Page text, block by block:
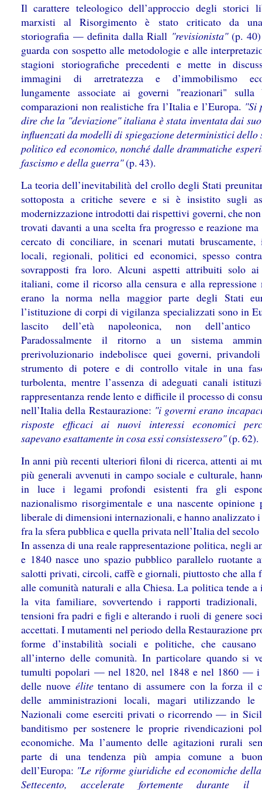
Il carattere teleologico dell’approccio degli storici
marxisti al Risorgimento è stato criticato da
storiografia — definita dalla Riall "revisionista"(p.
guarda con sospetto alle metodologie e alle
stagioni storiografiche precedenti e mette in
immagini di arretratezza e d’immobilismo
lungamente associate ai governi "reazionari" sulla
comparazioni non realistiche fra l’Italia e l’Europa. "Si
dire che la "deviazione" italiana è stata inventata dai
influenzati da modelli di spiegazione deterministici dello
politico ed economico, nonché dalle drammatiche
fascismo e della guerra"(p. 43).
La teoria dell’inevitabilità del crollo degli Stati
sottoposta a critiche severe e si è insistito sugli
modernizzazione introdotti dai rispettivi governi, che
trovati davanti a una scelta fra progresso e reazione ma
cercato di conciliare, in scenari mutati bruscamente,
locali, regionali, politici ed economici, spesso
sovrapposti fra loro. Alcuni aspetti attribuiti solo ai
italiani, come il ricorso alla censura e alla repressione
erano la norma nella maggior parte degli Stati
l’istituzione di corpi di vigilanza specializzati sono in
lascito dell’età napoleonica, non dell’antico
Paradossalmente il ritorno a un sistema
prerivoluzionario indebolisce quei governi,
strumento di potere e di controllo vitale in una
turbolenta, mentre l’assenza di adeguati canali
rappresentanza rende lento e difficile il processo di
nell’Italia della Restaurazione: "i governi erano
risposte efficaci ai nuovi interessi economici
sapevano esattamente in cosa essi consistessero"(p. 62).
In anni più recenti ulteriori filoni di ricerca, attenti ai
più generali avvenuti in campo sociale e culturale,
in luce i legami profondi esistenti fra gli
nazionalismo risorgimentale e una nascente opinione
liberale di dimensioni internazionali, e hanno analizzato
fra la sfera pubblica e quella privata nell’Italia del
In assenza di una reale rappresentazione politica, negli
e 1840 nasce uno spazio pubblico parallelo ruotante
salotti privati, circoli, caffè e giornali, piuttosto che alla
alle comunità naturali e alla Chiesa. La politica tende a
la vita familiare, sovvertendo i rapporti tradizionali,
tensioni fra padri e figli e alterando i ruoli di genere
accettati. I mutamenti nel periodo della Restaurazione
forme d’instabilità sociali e politiche, che
all’interno delle comunità. In particolare quando si
tumulti popolari — nel 1820, nel 1848 e nel 1860 — i
delle nuove élitetentano di assumere con la forza il
delle amministrazioni locali, magari utilizzando le
Nazionali come eserciti privati o ricorrendo — in
banditismo per sostenere le proprie rivendicazioni
economiche. Ma l’aumento delle agitazioni rurali
parte di una tendenza più ampia comune a
dell’Europa: "Le riforme giuridiche ed economiche
Settecento, accelerate fortemente durante il